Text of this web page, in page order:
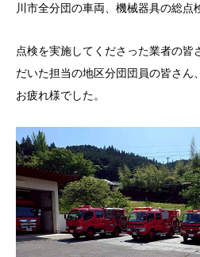
川市全分団の車両、機械器具の総点
点検を実施してくださった業者の皆
だいた担当の地区分団団員の皆さん
お疲れ様でした。